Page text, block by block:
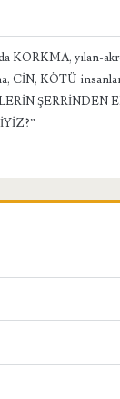
KORKMA, yılan-
CİN, KÖTÜ
ŞERRİNDEN